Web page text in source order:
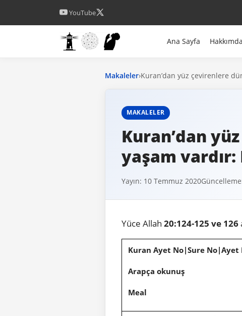
YouTube
Ana Sayfa Hakkımda
Makaleler›Kuran’dan yüz çevirenlere
MAKALELER
Kuran’dan
yaşam
Yayın: 10 Temmuz 2020
Yüce Allah 20:124-125 ve 126
Kuran Ayet No|Sure No|Ayet
Arapça okunuş
Meal